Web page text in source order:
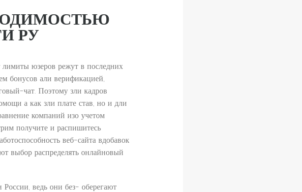
РУ
юзеров режут в последних
бонусов али верификацией,
чат. Поэтому зли кадров
а как зли плате став, но и дли
компаний изо учетом
получите и распишитесь
веб-сайта вдобавок
выбор распределять онлайновый
ведь они без- оберегают